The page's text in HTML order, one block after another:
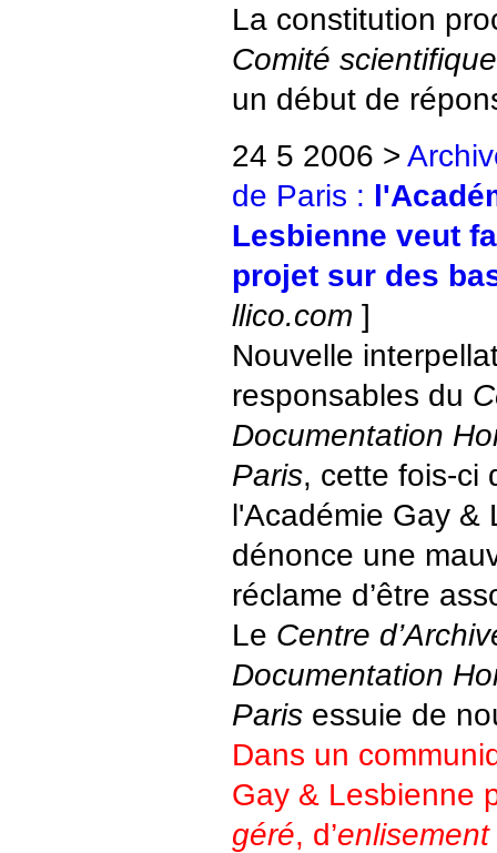
La constitution
Comité scientifique
un début de
24 5 2006 >
de Paris :
Lesbienne veut
projet sur des
llico.com ]
Nouvelle
responsables du
Documentation
Paris, cette fois-ci
l'Académie Gay &
dénonce une
réclame d’être
Le Centre
Documentation
Parisessuie de
Dans un
Gay & Lesbienne
géré, d’enlisement